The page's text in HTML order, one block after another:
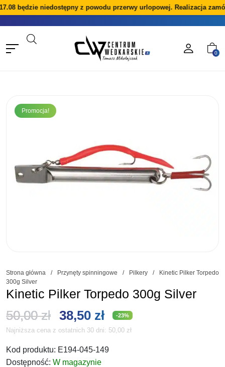
będzie niedostępny z powodu przerwy urlopowej. Realizacja
0
Promocja!
Strona główna / Przynęty spinningowe / Pilkery /
Kinetic Pilker Torpedo
300g Silver
Kinetic Pilker Torpedo 300g Silver
50,00zł Pierwotna
cena
wynosiła:
38,50 złAktualna
cena
wynosi:
-23%
Najniższa cena z ostatnich 30 dni: 50,00 zł
Kod produktu: E194-045-149
Dostępność: W magazynie